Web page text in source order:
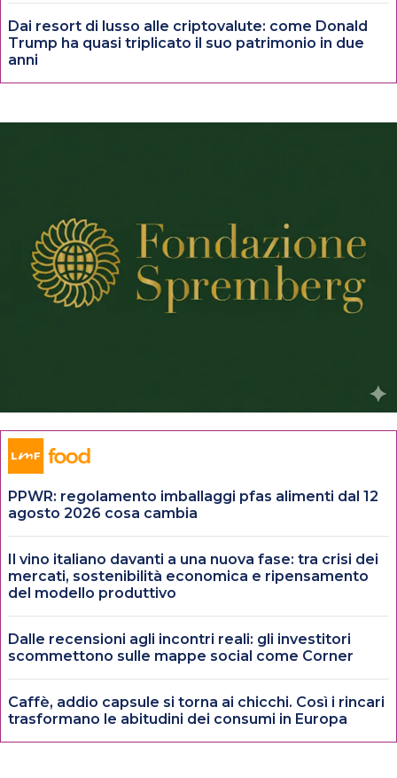
Dai resort di lusso alle criptovalute: come Donald
Trump ha quasi triplicato il suo patrimonio in due
anni
PPWR: regolamento imballaggi pfas alimenti dal 12
agosto 2026 cosa cambia
Il vino italiano davanti a una nuova fase: tra crisi dei
mercati, sostenibilità economica e ripensamento
del modello produttivo
Dalle recensioni agli incontri reali: gli investitori
scommettono sulle mappe social come Corner
Caffè, addio capsule si torna ai chicchi. Così i rincari
trasformano le abitudini dei consumi in Europa